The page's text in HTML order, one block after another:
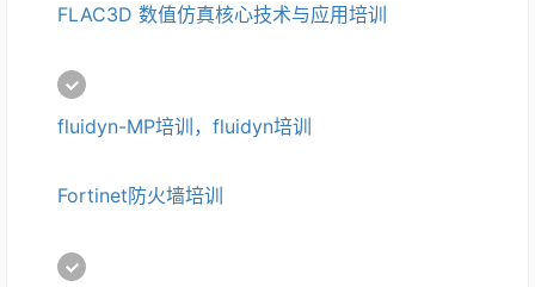
FLAC3D 数值仿真核心技术与应用培训
fluidyn-MP培训，fluidyn培训
Fortinet防火墙培训